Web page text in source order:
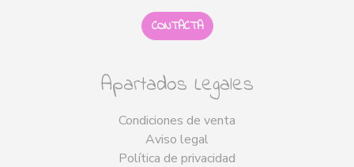
CONTACTA
Apartados Legales
Condiciones de venta
Aviso legal
Política de privacidad